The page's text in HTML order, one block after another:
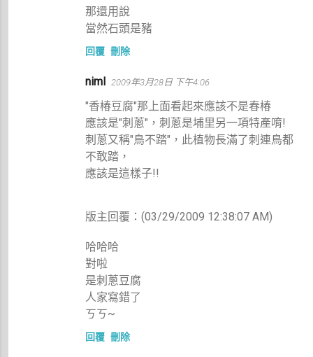
那還用說
當然石頭是豬
回覆 刪除
niml 2009年3月28日 下午4:06
"香椿豆腐"那上面看起來應該不是春椿
應該是"刺蔥"，刺蔥是埔里另一項特產唷!
刺蔥又稱"鳥不踏"，此植物長滿了刺連鳥都
不敢踏，
應該是這樣子!!
版主回覆：(03/29/2009 12:38:07 AM)
哈哈哈
對啦
是刺蔥豆腐
人家寫錯了
ㄎㄎ~
回覆 刪除